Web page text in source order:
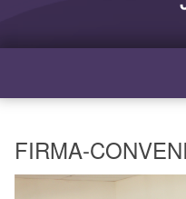
FIRMA-